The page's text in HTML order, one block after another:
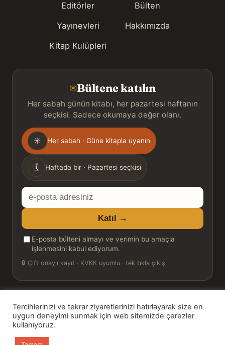
Editörler
Yayınevleri
Kitap Kulüpleri
Bülten
Hakkımızda
✉Bültene katılın
Her sabah günün kitabı, her pazartesi haftanın
seçkisi. Sadece okumaya değer olanı.
Gönderim
sıklığı
☀ Her sabah · Güne kitapla uyanın
🗓 Haftada bir · Pazartesi seçkisi
E-
posta
adresiniz
Katıl →
E-posta bülteni almayı ve verimin bu amaçla
işlenmesini kabul ediyorum.
🔒 Çift onaylı kayıt · KVKK uyumlu · tek tıkla çıkış
© 2026 Bookinton — Türkiye’nin Kitap Platformu
HT Book Review — webmaster: Hakan Turgay
Tercihlerinizi ve tekrar ziyaretlerinizi hatırlayarak size en
uygun deneyimi sunmak için web sitemizde çerezler
kullanıyoruz.